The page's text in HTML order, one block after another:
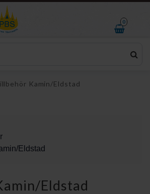
0
Kamin/Eldstad
Eldstad
Eldstad